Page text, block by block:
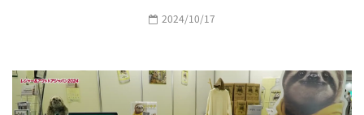
2024/10/17